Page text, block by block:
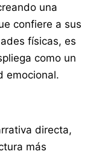
una
confiere a sus
físicas, es
como un
emocional.
directa,
más